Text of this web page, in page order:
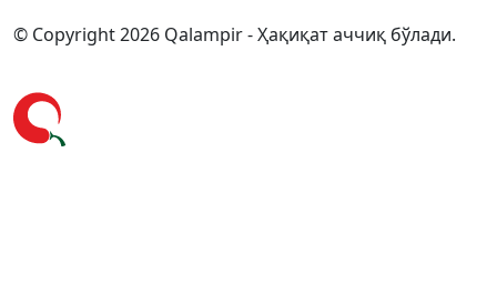
© Copyright 2026 Qalampir - Ҳақиқат аччиқ бўлади.